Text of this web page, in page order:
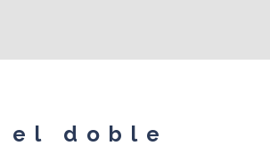
el doble